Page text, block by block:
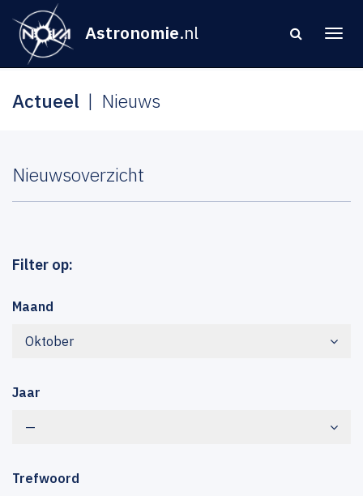
Astronomie.nl
Actueel Nieuws
Nieuwsoverzicht
Filter op:
Maand
Oktober
Jaar
—
Trefwoord